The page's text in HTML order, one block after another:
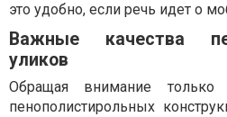
это удобно, если речь идет о
Важные качества
уликов
Обращая внимание
пенополистирольных